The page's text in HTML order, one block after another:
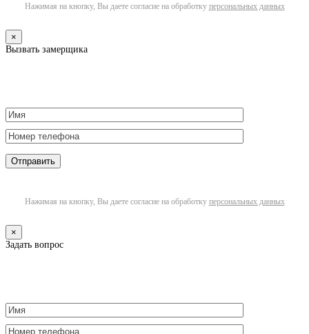
Нажимая на кнопку, Вы даете согласие на обработку персональных данных
×
Вызвать замерщика
Нажимая на кнопку, Вы даете согласие на обработку персональных данных
×
Задать вопрос